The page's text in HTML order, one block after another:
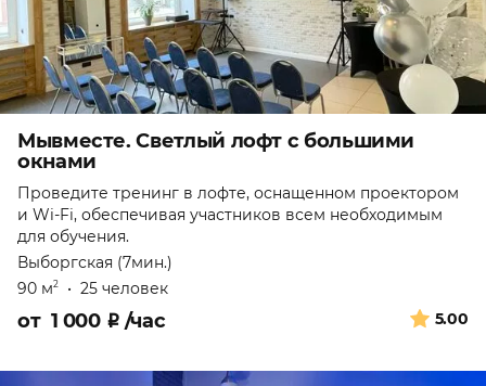
Мывместе. Светлый лофт с большими
окнами
Проведите тренинг в лофте, оснащенном проектором
и Wi-Fi, обеспечивая участников всем необходимым
для обучения.
Выборгская (7мин.)
90 м2 • 25 человек
5.00
от 1 000 ₽ /час